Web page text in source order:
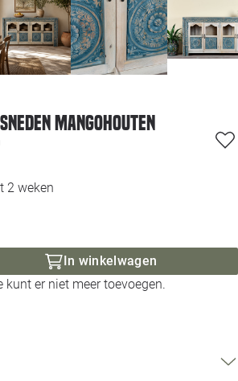
Mangohouten
2 weken
In winkelwagen
kunt er niet meer toevoegen.